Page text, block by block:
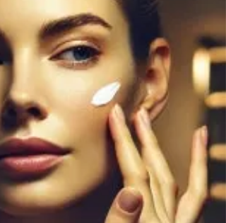
목받고 있다. 얼굴 중심 관리, 하지만 피부는 몸에
시작된다 많은 연예인들이 페이스 마사지, 림프 관
리, 구아샤나 롤러 같은 도구를 활용해 얼굴 관리를
이어간다. 부기를 줄이고 피부 톤을 맑게 만드는 데
효과적이기 때문이다. 하지만 이들이 공통적으로
조하는 부분은 피부 상태는 몸 전체 컨디션과 연결
돼 있다 는 점이다. 아무리 얼굴 관리를 열심히 해
몸이 긴장돼 있고 순환이 막혀 있다면 피부는 쉽게
지치기 마련이다. 그래서 최근에는 얼굴 관리와 함
께 전신 관리 루틴 을 병행하는 경우가 많아지고
다. 스웨디시 마사지가 연예인 루틴에 포함되는 이
유 연